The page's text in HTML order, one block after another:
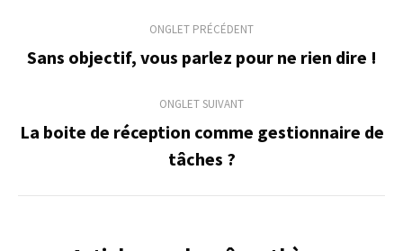
de
commentaire
ONGLET PRÉCÉDENT
Onglet
Sans objectif, vous parlez pour ne rien dire !
ONGLET SUIVANT
Onglet
suivant
La boite de réception comme gestionnaire de
tâches ?